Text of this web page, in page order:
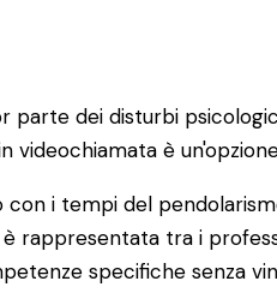
dei disturbi
videochiamata è
i tempi del
rappresentata tra i
specifiche senza